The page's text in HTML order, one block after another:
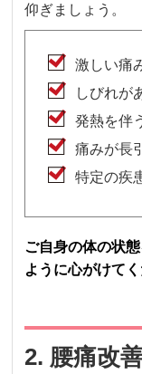
仰ぎましょう。
激しい痛
しびれが
発熱を伴
痛みが長
特定の疾
ご自身の体の状
ように心がけて
2. 腰痛改